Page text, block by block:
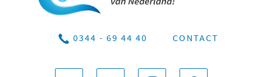
0344 - 69 44 40 CONTACT